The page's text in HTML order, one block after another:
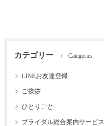
カテゴリー Categories
LINEお友達登録
ご挨拶
ひとりごと
ブライダル総合案内サービ